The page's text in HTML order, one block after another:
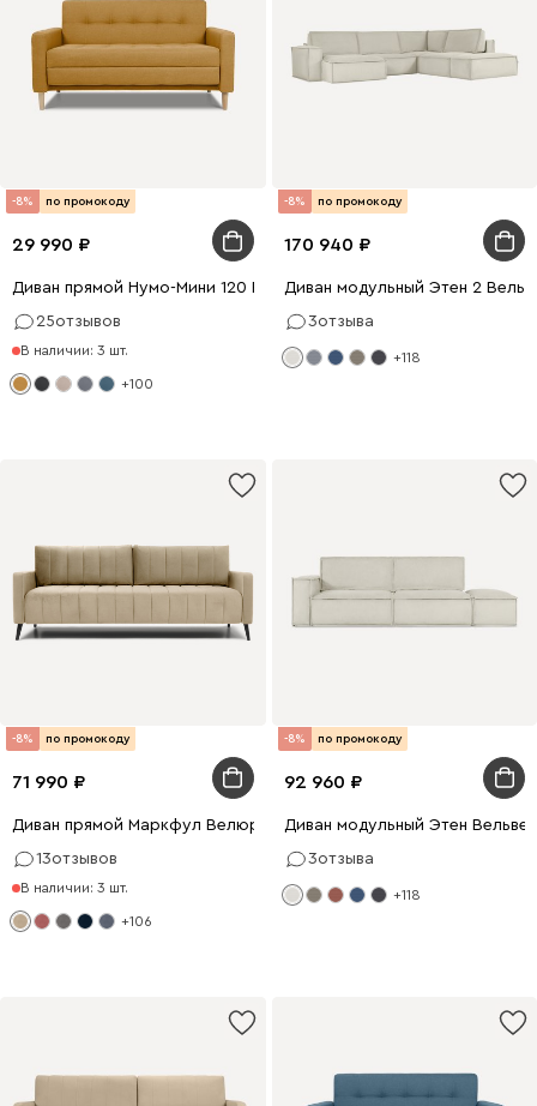
-8% по промокоду
29 990
Диван прямой Нумо-Мини 120 Рогожка Желтый
25отзывов
В наличии: 3 шт.
+100
-8% по промокоду
170 940
Диван модульный Этен 2
3отзыва
+118
-8% по промокоду
71 990
Диван прямой Маркфул Велюр Бежевый
13отзывов
В наличии: 3 шт.
+106
-8% по промокоду
92 960
Диван модульный Этен
3отзыва
+118